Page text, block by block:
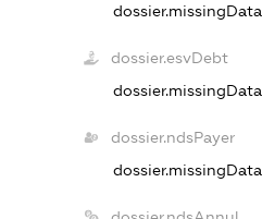
dossier.missingData
dossier.esvDebt
dossier.missingData
dossier.ndsPayer
dossier.missingData